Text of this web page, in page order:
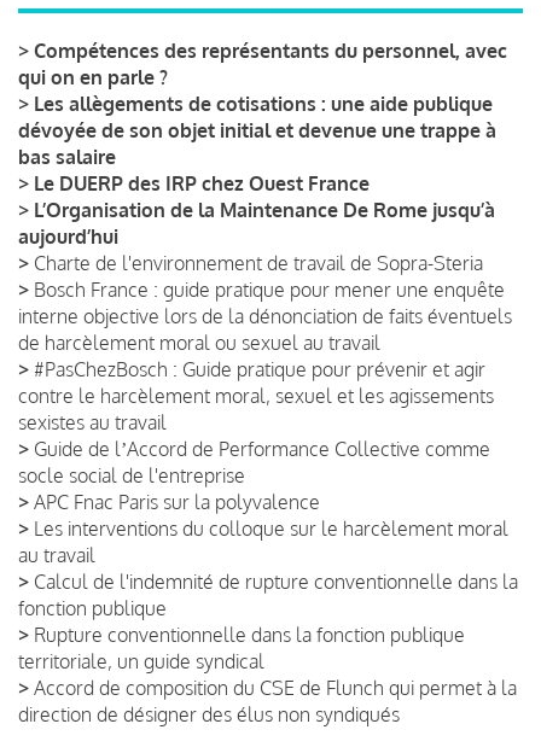
> Compétences des représentants du personnel, avec
qui on en parle ?
> Les allègements de cotisations : une aide publique
dévoyée de son objet initial et devenue une trappe à
bas salaire
> Le DUERP des IRP chez Ouest France
> L’Organisation de la Maintenance De Rome jusqu’à
aujourd’hui
> Charte de l'environnement de travail de Sopra-Steria
> Bosch France : guide pratique pour mener une enquête
interne objective lors de la dénonciation de faits éventuels
de harcèlement moral ou sexuel au travail
> #PasChezBosch : Guide pratique pour prévenir et agir
contre le harcèlement moral, sexuel et les agissements
sexistes au travail
> Guide de lʼAccord de Performance Collective comme
socle social de l'entreprise
> APC Fnac Paris sur la polyvalence
> Les interventions du colloque sur le harcèlement moral
au travail
> Calcul de l'indemnité de rupture conventionnelle dans la
fonction publique
> Rupture conventionnelle dans la fonction publique
territoriale, un guide syndical
> Accord de composition du CSE de Flunch qui permet à la
direction de désigner des élus non syndiqués